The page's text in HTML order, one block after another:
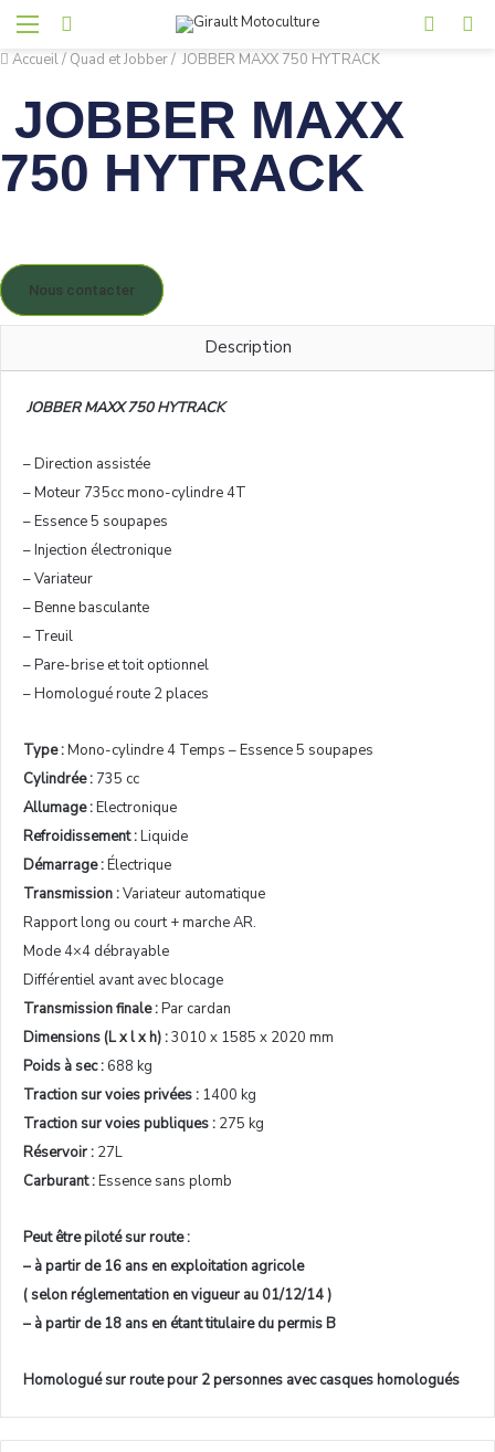
Menu
Voir
Accueil/ Quad et Jobber/ JOBBER MAXX 750 HYTRACK
JOBBER MAXX
750 HYTRACK
Nous contacter
Description
JOBBER MAXX 750 HYTRACK
– Direction assistée
– Moteur 735cc mono-cylindre 4T
– Essence 5 soupapes
– Injection électronique
– Variateur
– Benne basculante
– Treuil
– Pare-brise et toit optionnel
– Homologué route 2 places
Type :Mono-cylindre 4 Temps – Essence 5 soupapes
Cylindrée : 735 cc
Allumage :Electronique
Refroidissement :Liquide
Démarrage :Électrique
Transmission :Variateur automatique
Rapport long ou court + marche AR.
Mode 4×4 débrayable
Différentiel avant avec blocage
Transmission finale :Par cardan
Dimensions (L x l x h) :3010 x 1585 x 2020 mm
Poids à sec : 688 kg
Traction sur voies privées : 1400 kg
Traction sur voies publiques : 275 kg
Réservoir : 27L
Carburant :Essence sans plomb
Peut être piloté sur route :
– à partir de 16 ans en exploitation agricole
( selon réglementation en vigueur au 01/12/14 )
– à partir de 18 ans en étant titulaire du permis B
Homologué sur route pour 2 personnes avec casques homologués